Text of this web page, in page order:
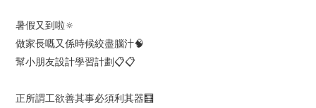
暑假又到啦🔅
做家長嘅又係時候絞盡腦汁🧠
幫小朋友設計學習計劃📋📋
正所謂工欲善其事必須利其器🧮